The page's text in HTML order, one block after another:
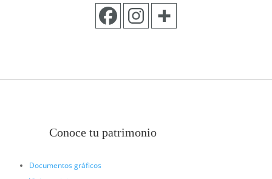
Conoce tu patrimonio
Documentos gráficos